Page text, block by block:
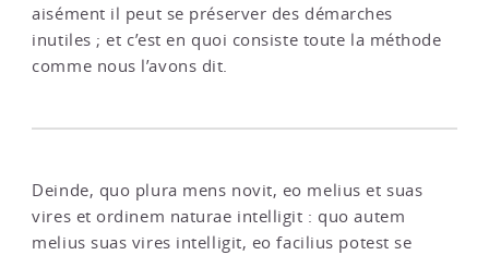
aisément il peut se préserver des démarches
inutiles ; et c’est en quoi consiste toute la méthode
comme nous l’avons dit.
Deinde, quo plura mens novit, eo melius et suas
vires et ordinem naturae intelligit : quo autem
melius suas vires intelligit, eo facilius potest se